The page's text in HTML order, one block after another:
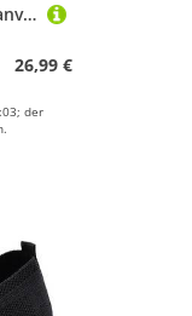
ticticlily Damen High Top Canvas Sneaker Leicht rutschfest Dicke Sohle Sportschuhe Atmungsaktiv Freizeitschuhe Schnürer Sportliche Turnschuhe A Grau 44 EU
26,99 €
der